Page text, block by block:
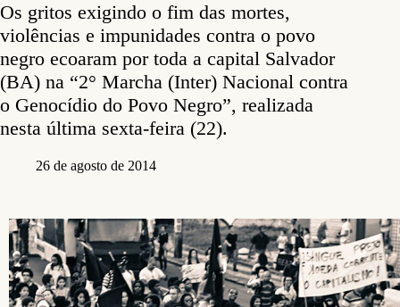
Os gritos exigindo o fim das mortes,
violências e impunidades contra o povo
negro ecoaram por toda a capital Salvador
(BA) na “2° Marcha (Inter) Nacional contra
o Genocídio do Povo Negro”, realizada
nesta última sexta-feira (22).
26 de agosto de 2014